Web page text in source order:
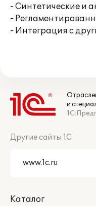
- Синтетические и
-
- Интеграция с
и
Другие сайты 1С
Каталог